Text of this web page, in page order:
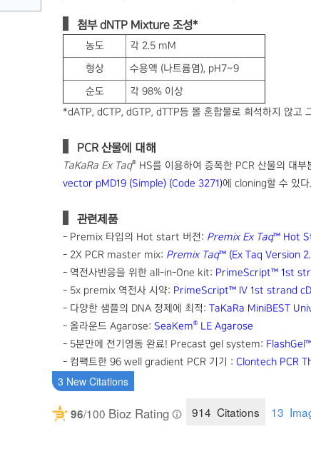
첨부 dNTP Mixture 조성*
농도
각 2.5 mM
형상
수용액 (나트륨염), pH7~9
순도
각 98% 이상
*dATP, dCTP, dGTP, dTTP등 몰 혼합물로 희석하지 않고
PCR 산물에 대해
TaKaRa Ex Taq® HS를 이용하여 증폭한 PCR 산물의 대
vector pMD19 (Simple) (Code 3271)에 cloning할 수 있
관련제품
- Premix 타입의 Hot start 버전: Premix Ex Taq™ Hot
- 2X PCR master mix: Premix Taq™ (Ex Taq Version
- 역전사반응을 위한 all-in-One kit: PrimeScript™ 1st
- 5x premix 역전사 시약: PrimeScript™ IV 1st strand
- 다양한 샘플의 DNA 정제에 최적: TaKaRa MiniBEST
- 올라운드 Agarose: SeaKem® LE Agarose
- 5분만에 전기영동 완료! Precast gel system:
- 컴팩트한 96 well gradient PCR 기기 : Clontech PCR